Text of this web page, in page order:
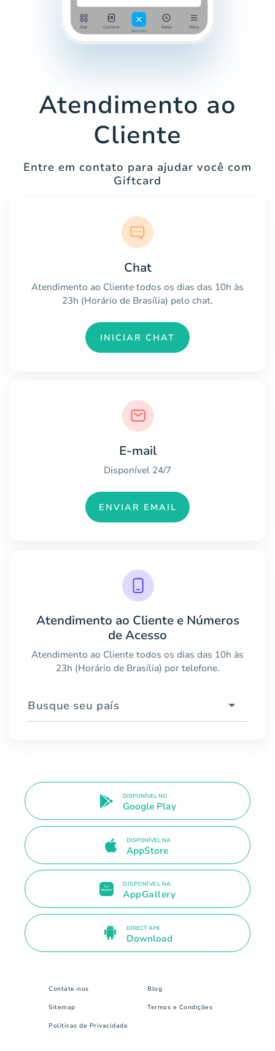
Atendimento ao
Cliente
Entre em contato para ajudar você com
Giftcard
Chat
Atendimento ao Cliente todos os dias das 10h às
23h (Horário de Brasília) pelo chat.
INICIAR CHAT
E-mail
Disponível 24/7
ENVIAR EMAIL
Atendimento ao Cliente e Números
de Acesso
Atendimento ao Cliente todos os dias das 10h às
23h (Horário de Brasília) por telefone.
Busque seu país
DISPONÍVEL NO
Google Play
DISPONÍVEL NA
AppStore
DISPONÍVEL NA
AppGallery
DIRECT APK
Download
Contate-nos Blog
Sitemap Termos e Condições
Políticas de Privacidade